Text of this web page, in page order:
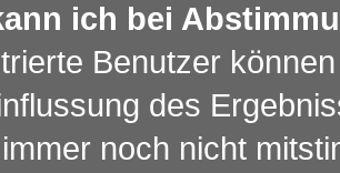
ich bei
Benutzer
des
noch nicht